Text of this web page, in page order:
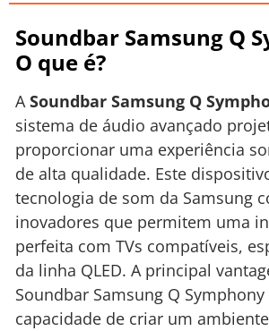
Soundbar Samsung Q
O que é?
ASoundbar Samsung Q
sistema de áudio avançado
proporcionar uma experiência
de alta qualidade. Este
tecnologia de som da Samsung
inovadores que permitem uma
perfeita com TVs compatíveis,
da linha QLED. A principal
Soundbar Samsung Q Symphony
capacidade de criar um